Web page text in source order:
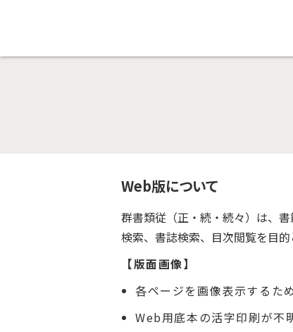
Web版について
群書類従（正・続・続々）は、
検索、書誌検索、目次閲覧を目的
【版面画像】
各ページを画像表示するた
Web用底本の活字印刷が不